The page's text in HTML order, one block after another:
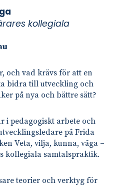
kollegiala
och vad krävs för att en
bidra till utveckling och
på nya och bättre sätt?
i pedagogiskt arbete och
på Frida
Veta, vilja, kunna, våga –
kollegiala samtalspraktik.
teorier och verktyg för